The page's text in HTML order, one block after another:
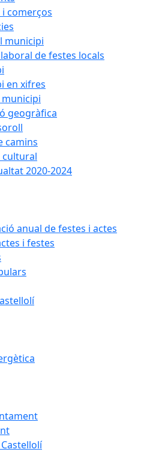
i comerços
municipi
de festes locals
en xifres
municipi
geogràfica
camins
2020-2024
anual de festes i actes
i festes